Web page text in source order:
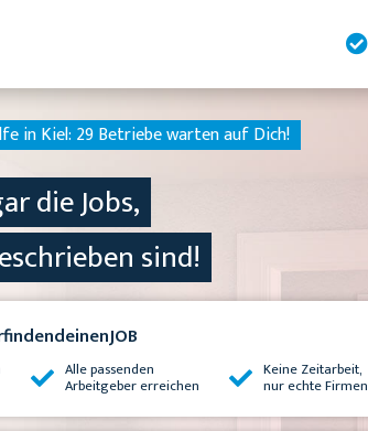
in Kiel: 29 Betriebe warten auf Dich!
die Jobs,
sind!
Alle passenden
Arbeitgeber erreichen
Keine Zeitarbeit,
nur echte Firmen